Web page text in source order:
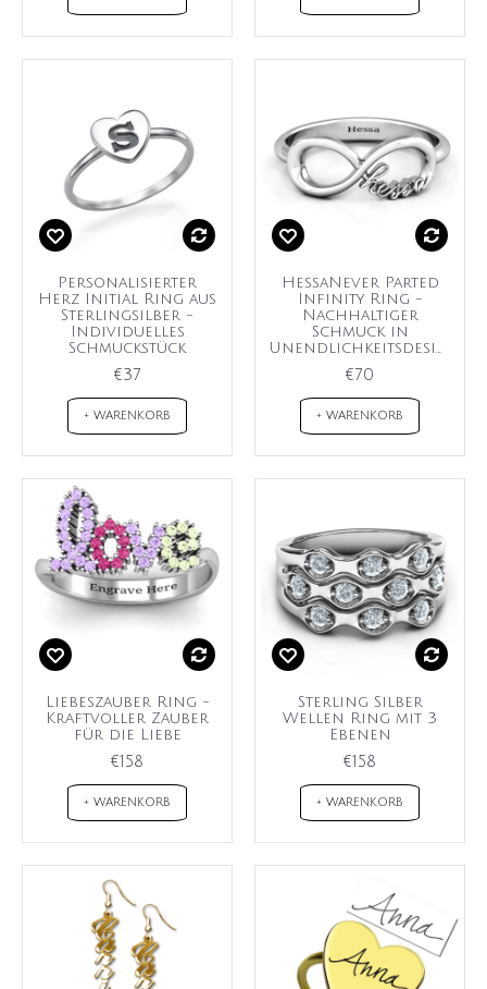
Personalisierter
Herz Initial Ring aus
Sterlingsilber -
Individuelles
Schmuckstück
€37
+ WARENKORB
HessaNever Parted
Infinity Ring -
Nachhaltiger
Schmuck in
Unendlichkeitsdesign
€70
+ WARENKORB
Liebeszauber Ring -
Kraftvoller Zauber
für die Liebe
€158
+ WARENKORB
Sterling Silber
Wellen Ring mit 3
Ebenen
€158
+ WARENKORB